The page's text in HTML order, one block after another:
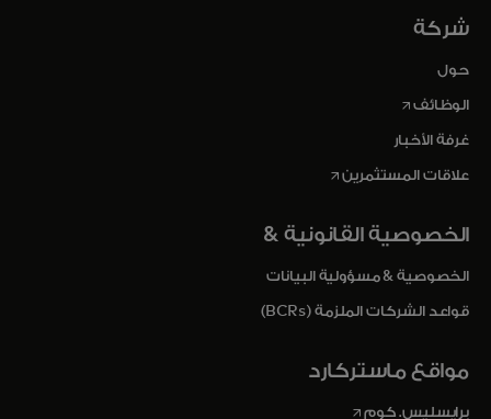
شركة
حول
الوظائفopens in a new tab
غرفة الأخبار
علاقات المستثمرينopens in a new tab
الخصوصية القانونية &
الخصوصية & مسؤولية البيانات
قواعد الشركات الملزمة (BCRs)
مواقع ماستركارد
برايسليس. كومopens in a new tab